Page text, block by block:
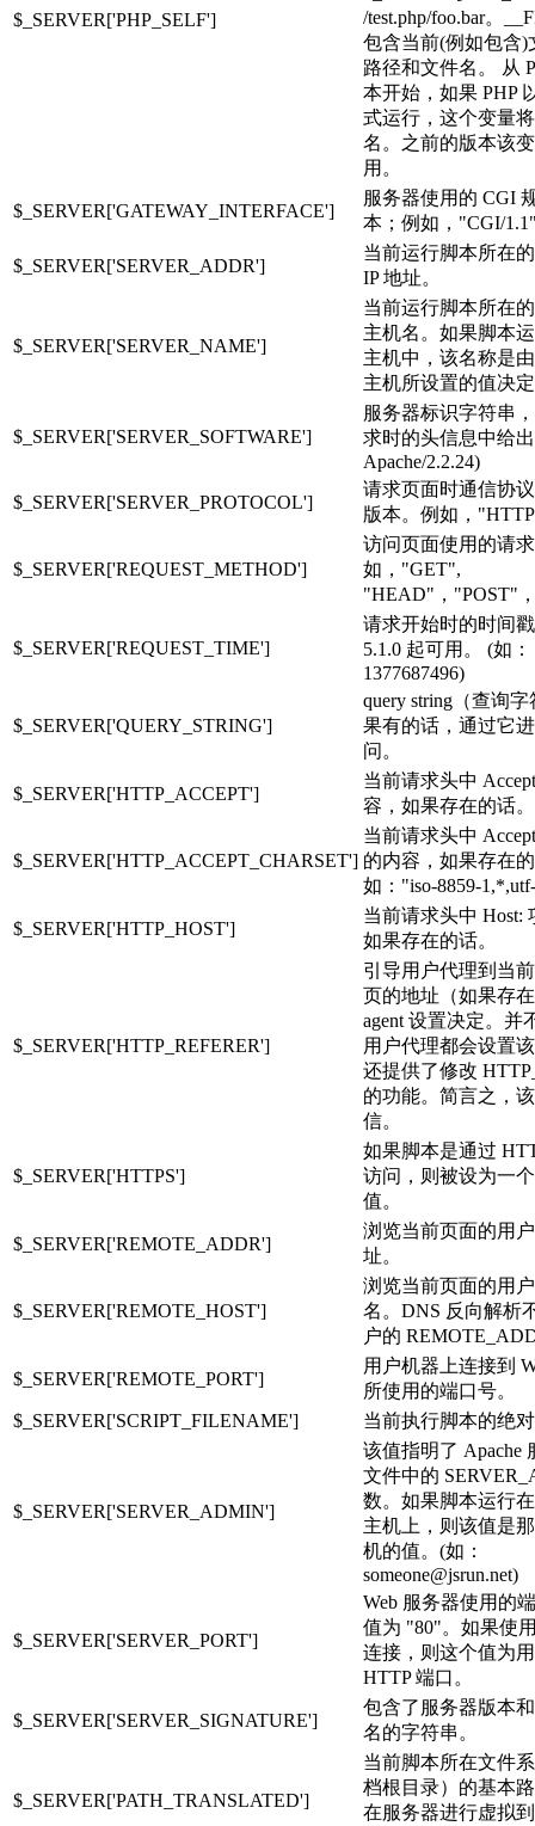
$_SERVER['PHP_SELF']
/test.php/foo.bar。
包含当前(例如包含)
路径和文件名。 从
本开始，如果 PHP
式运行，这个变量
名。之前的版本该
用。
$_SERVER['GATEWAY_INTERFACE']
服务器使用的 CGI
本；例如，"CGI/
$_SERVER['SERVER_ADDR']
当前运行脚本所在
IP 地址。
$_SERVER['SERVER_NAME']
当前运行脚本所在
主机名。如果脚本
主机中，该名称是
主机所设置的值决
$_SERVER['SERVER_SOFTWARE']
服务器标识字符串
求时的头信息中给
Apache/2.2.24)
$_SERVER['SERVER_PROTOCOL']
请求页面时通信协
版本。例如，
$_SERVER['REQUEST_METHOD']
访问页面使用的请
如，"GET",
"HEAD"，"POST"
$_SERVER['REQUEST_TIME']
请求开始时的时间
5.1.0 起可用。 (如：
1377687496)
$_SERVER['QUERY_STRING']
query string（查询
果有的话，通过它
问。
$_SERVER['HTTP_ACCEPT']
当前请求头中
容，如果存在的话。
$_SERVER['HTTP_ACCEPT_CHARSET']
当前请求头中
的内容，如果存在
如："iso-8859-
$_SERVER['HTTP_HOST']
当前请求头中 Host:
如果存在的话。
$_SERVER['HTTP_REFERER']
引导用户代理到当
页的地址（如果存
agent 设置决定。并
用户代理都会设置
还提供了修改
的功能。简言之，
信。
$_SERVER['HTTPS']
如果脚本是通过
访问，则被设为一
值。
$_SERVER['REMOTE_ADDR']
浏览当前页面的用
址。
$_SERVER['REMOTE_HOST']
浏览当前页面的用
名。DNS 反向解析
户的
$_SERVER['REMOTE_PORT']
用户机器上连接到
所使用的端口号。
$_SERVER['SCRIPT_FILENAME']
当前执行脚本的绝
$_SERVER['SERVER_ADMIN']
该值指明了 Apache
文件中的
数。如果脚本运行
主机上，则该值是
机的值。(如：
someone@jsrun.net)
$_SERVER['SERVER_PORT']
Web 服务器使用的
值为 "80"。如果使
连接，则这个值为
HTTP 端口。
$_SERVER['SERVER_SIGNATURE']
包含了服务器版本
名的字符串。
$_SERVER['PATH_TRANSLATED']
当前脚本所在文件
档根目录）的基本
在服务器进行虚拟